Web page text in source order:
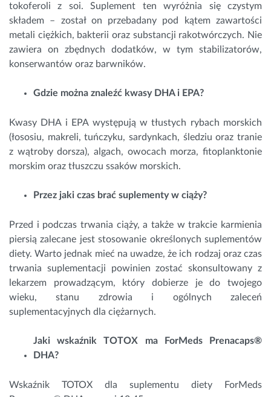
tokoferoli z soi. Suplement ten wyróżnia się czystym
składem – został on przebadany pod kątem zawartości
metali ciężkich, bakterii oraz substancji rakotwórczych. Nie
zawiera on zbędnych dodatków, w tym stabilizatorów,
konserwantów oraz barwników.
Gdzie można znaleźć kwasy DHA i EPA?
Kwasy DHA i EPA występują w tłustych rybach morskich
(łososiu, makreli, tuńczyku, sardynkach, śledziu oraz tranie
z wątroby dorsza), algach, owocach morza, fitoplanktonie
morskim oraz tłuszczu ssaków morskich.
Przez jaki czas brać suplementy w ciąży?
Przed i podczas trwania ciąży, a także w trakcie karmienia
piersią zalecane jest stosowanie określonych suplementów
diety. Warto jednak mieć na uwadze, że ich rodzaj oraz czas
trwania suplementacji powinien zostać skonsultowany z
lekarzem prowadzącym, który dobierze je do twojego
wieku, stanu zdrowia i ogólnych zaleceń
suplementacyjnych dla ciężarnych.
Jaki wskaźnik TOTOX ma ForMeds Prenacaps®
DHA?
Wskaźnik TOTOX dla suplementu diety ForMeds